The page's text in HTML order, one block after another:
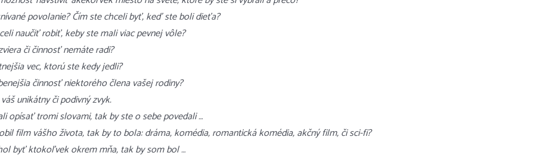
povolanie? Čím ste chceli byť, keď ste boli dieťa?
naučiť robiť, keby ste mali viac pevnej vôle?
či činnosť nemáte radi?
vec, ktorú ste kedy jedli?
činnosť niektorého člena vašej rodiny?
unikátny či podivný zvyk.
opísať tromi slovami, tak by ste o sebe povedali …
film vášho života, tak by to bola: dráma, komédia, romantická komédia, akčný film, či sci-fi?
byť ktokoľvek okrem mňa, tak by som bol …